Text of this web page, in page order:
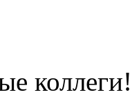
коллеги!